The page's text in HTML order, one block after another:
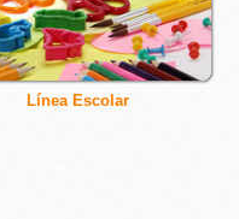
Línea Escolar